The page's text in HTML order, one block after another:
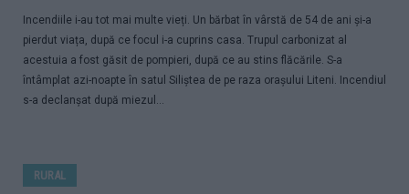
Incendiile i-au tot mai multe vieți. Un bărbat în vârstă de 54 de ani și-a
pierdut viața, după ce focul i-a cuprins casa. Trupul carbonizat al
acestuia a fost găsit de pompieri, după ce au stins flăcările. S-a
întâmplat azi-noapte în satul Siliștea de pe raza orașului Liteni. Incendiul
s-a declanșat după miezul...
RURAL